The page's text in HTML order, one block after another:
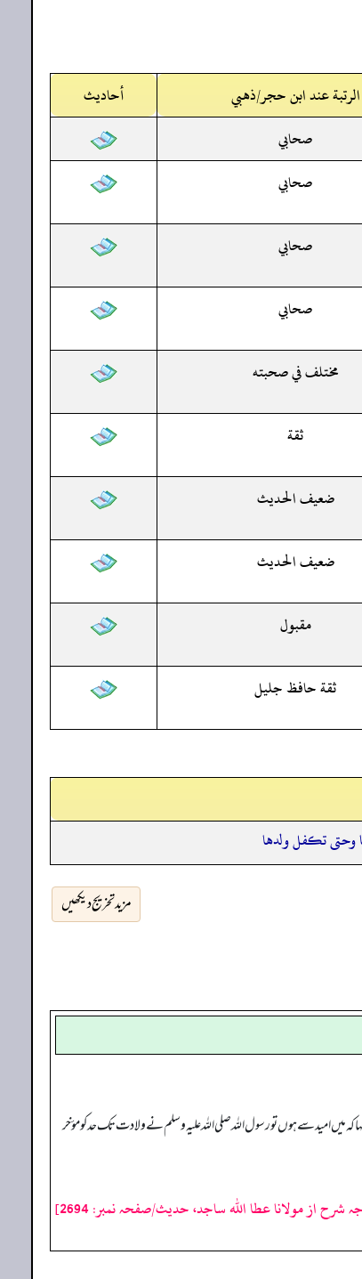
الرتبة عند ابن حجر/ذهبي
أحاديث
صحابي
صحابي
صحابي
صحابي
مختلف في صحبته
ثقة
ضعيف الحديث
ضعيف الحديث
مقبول
ثقة حافظ جليل
وحتى تكفل ولدها
مزید تخریج دیکھیں
میں امید سے ہوں تو رسول اللہ صلی اللہ علیہ وسلم نے ولادت تک حد کو مؤخر
شرح از مولانا عطا الله ساجد، حدیث/صفحہ نمبر: 2694]